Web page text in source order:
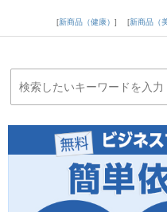
新商品（健康）
新商品（